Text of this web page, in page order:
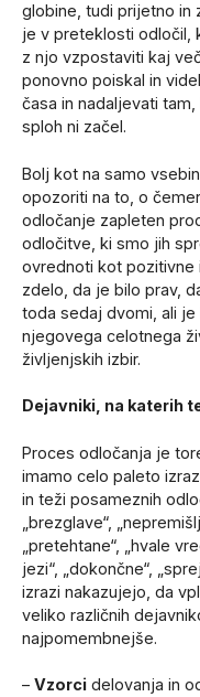
globine, tudi prijetno in
je v preteklosti odločil,
z njo vzpostaviti kaj
ponovno poiskal in
časa in nadaljevati
sploh ni začel.
Bolj kot na samo
opozoriti na to, o
odločanje zapleten
odločitve, ki smo jih
ovrednoti kot pozitivne
zdelo, da je bilo prav,
toda sedaj dvomi, ali
njegovega celotnega
življenjskih izbir.
Dejavniki, na katerih
Proces odločanja je
imamo celo paleto
in teži posameznih
„brezglave“,
„pretehtane“, „hvale
jezi“, „dokončne“,
izrazi nakazujejo, da
veliko različnih
najpomembnejše.
– Vzorci delovanja in